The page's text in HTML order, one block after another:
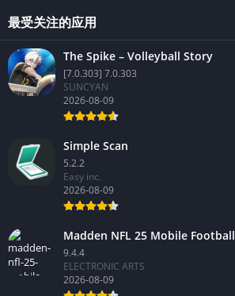
最受关注的应用
The Spike – Volleyball Story
[7.0.303] 7.0.303
SUNCYAN
2026-08-09
Simple Scan
5.2.2
Easy inc.
2026-08-09
Madden NFL 25 Mobile Football
9.4.4
ELECTRONIC ARTS
2026-08-09